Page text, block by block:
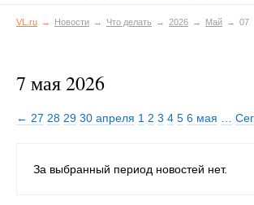
VL.ru Новости Что делать 2026 Май 07
7 мая 2026
← 27 28 29 30 апреля 1 2 3 4 5 6 мая
За выбранный период новостей нет.